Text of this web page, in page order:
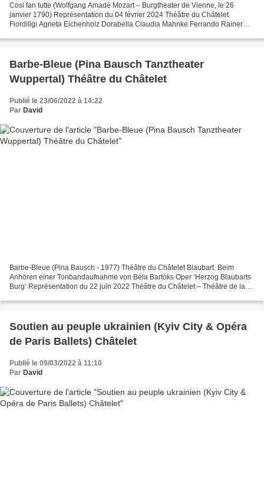
Cosi fan tutte (Wolfgang Amadé Mozart – Burgtheater de Vienne, le 26
janvier 1790) Représentation du 04 février 2024 Théâtre du Châtelet
Fiordiligi Agneta Eichenholz Dorabella Claudia Mahnke Ferrando Rainer
Barbe-Bleue (Pina Bausch Tanztheater
Wuppertal) Théâtre du Châtelet
Publié le 23/06/2022 à 14:22
Par David
Barbe-Bleue (Pina Bausch - 1977) Théâtre du Châtelet Blaubart. Beim
Anhören einer Tonbandaufnahme von Béla Bartóks Oper ‘Herzog Blaubarts
Burg’ Représentation du 22 juin 2022 Théâtre du Châtelet – Théâtre de la
Soutien au peuple ukrainien (Kyiv City & Opéra
de Paris Ballets) Châtelet
Publié le 09/03/2022 à 11:10
Par David